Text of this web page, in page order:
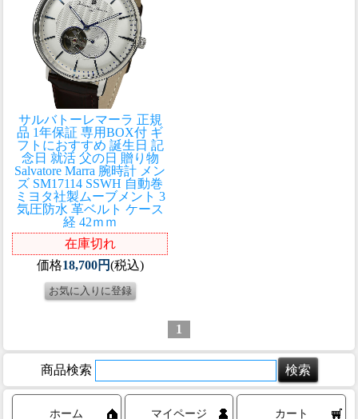
サルバトーレマーラ 正規
品 1年保証 専用BOX付 ギ
フトにおすすめ 誕生日 記
念日 就活 父の日 贈り物
Salvatore Marra 腕時計 メン
ズ SM17114 SSWH 自動巻
ミヨタ社製ムーブメント 3
気圧防水 革ベルト ケース
経 42ｍｍ
在庫切れ
価格18,700円(税込)
1
商品検索
ホーム マイページ カート